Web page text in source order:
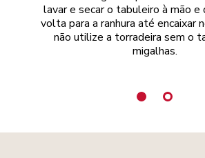
lavar e secar o tabuleiro à mão
volta para a ranhura até encaixar
não utilize a torradeira sem o
migalhas.